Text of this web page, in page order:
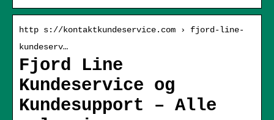
http s://kontaktkundeservice.com › fjord-line-
kundeserv…
Fjord Line
Kundeservice og
Kundesupport – Alle